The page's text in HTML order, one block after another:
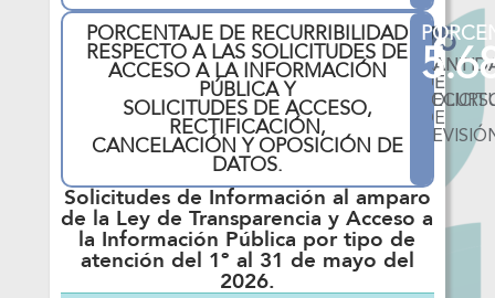
PORCENTAJE DE RECURRIBILIDAD
RESPECTO A LAS SOLICITUDES DE
ACCESO A LA INFORMACIÓN
PÚBLICA Y
SOLICITUDES DE ACCESO,
RECTIFICACIÓN,
CANCELACIÓN Y OPOSICIÓN DE
DATOS.
95
DE
7
DE
DE
Solicitudes de Información al amparo
de la Ley de Transparencia y Acceso a
la Información Pública por tipo de
atención del 1º al 31 de mayo del
2026.